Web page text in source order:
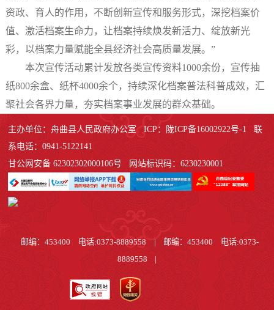
资政、育人的作用，不断创新宣传和服务形式，深挖档案价
值、激活档案生命力，让档案持续焕发新活力、绽放新光
彩，以档案力量赋能全县经济社会高质量发展。”
本次宣传活动累计发放各类宣传资料1000余份，宣传抽
纸800余盒、纸杯4000余个，持续深化档案普法科普成效，汇
聚社会各界力量，夯实档案事业发展的群众基础。
主办单位：舟曲县人民政府办公室 ICP：陇ICP备16002922号-1 联
系电话：0941-5122141
甘公网安备 62302302000106号 网站标识码：6230230001
邮编：453400 电话:0373-8889558 |
邮编：453400 电话:0373-
8889558
|